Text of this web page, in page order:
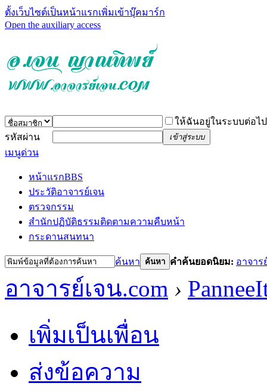
ตั้งเว็บไซต์เป็นหน้าแรกเพิ่มเข้าบุ๊คมาร์ก
Open the auxiliary access
ให้ฉันอยู่ในระบบต่อไป
รหัสผ่าน
เข้าสู่ระบบ
เมนูด่วน
หน้าแรกBBS
ประวัติอาจารย์เจน
ตรวจกรรม
สำนักปฏิบัติธรรมติดตามความคืบหน้า
กระดานสนทนา
ค้นหา ค้นหา คำค้นยอดนิยม: อาจาร
อาจารย์เจน.com ›
เพิ่มเป็นเพื่อน
ส่งข้อความ